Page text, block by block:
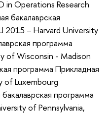
Operations Research
бакалаврская
– Harvard University
программа
of Wisconsin - Madison
программа Прикладная
of Luxembourg
программа
of Pennsylvania,